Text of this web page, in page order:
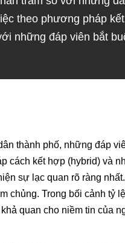
theo phương pháp
những đáp viên bắt
thành phố, những đáp
cách kết hợp (hybrid) và
sự lạc quan rõ ràng
chủng. Trong bối cảnh tỷ
quan cho niềm tin của